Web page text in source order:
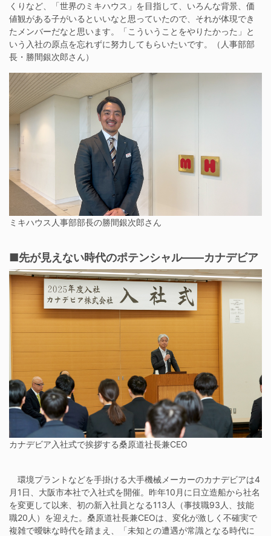
くりなど、「世界のミキハウス」を目指して、いろんな背景、価
値観がある子がいるといいなと思っていたので、それが体現でき
たメンバーだなと思います。「こういうことをやりたかった」と
いう入社の原点を忘れずに努力してもらいたいです。（人事部部
長・勝間銀次郎さん）
ミキハウス人事部部長の勝間銀次郎さん
■先が見えない時代のポテンシャル——カナデビア
カナデビア入社式で挨拶する桑原道社長兼CEO
環境プラントなどを手掛ける大手機械メーカーのカナデビアは4
月1日、大阪市本社で入社式を開催。昨年10月に日立造船から社名
を変更して以来、初の新入社員となる113人（事技職93人、技能
職20人）を迎えた。桑原道社長兼CEOは、変化が激しく不確実で
複雑で曖昧な時代を踏まえ、「未知との遭遇が常識となる時代に